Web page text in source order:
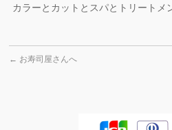
カラーとカットとスパとトリートメ
← お寿司屋さんへ